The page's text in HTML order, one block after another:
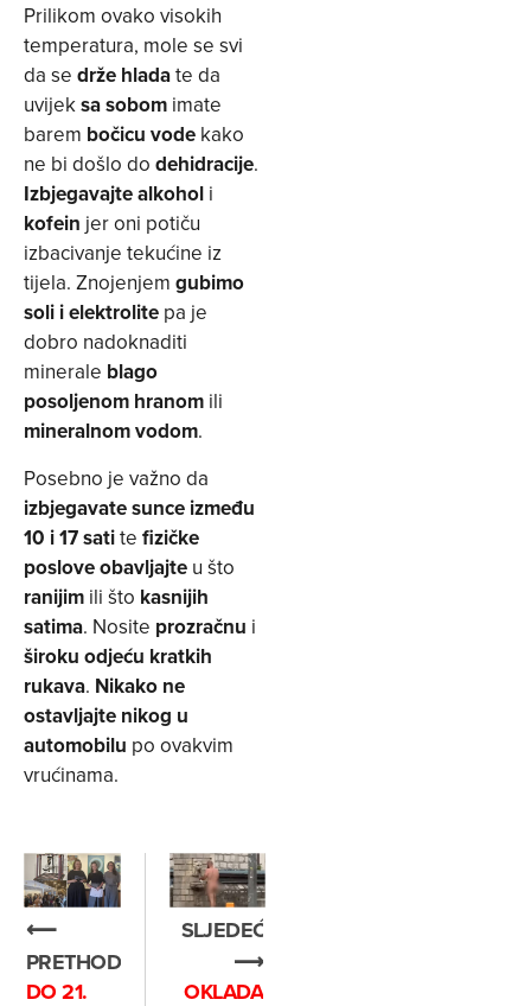
Prilikom ovako visokih
temperatura, mole se svi
da se drže hladate da
uvijeksa sobom imate
barem bočicu vode kako
ne bi došlo do dehidracije.
Izbjegavajte alkohol i
kofein jer oni potiču
izbacivanje tekućine iz
tijela. Znojenjem gubimo
soli i elektrolite pa je
dobro nadoknaditi
minerale blago
posoljenom hranom ili
mineralnomvodom.
Posebno je važno da
izbjegavate sunce između
10 i 17 satite fizičke
poslove obavljajte u što
ranijim ili što kasnijih
satima. Nosite prozračnu i
široku odjeću kratkih
rukava. Nikako ne
ostavljajte nikog u
automobilu po ovakvim
vrućinama.
⟵
PRETHODNO
DO 21.
SLJEDEĆE
⟶
OKLADA